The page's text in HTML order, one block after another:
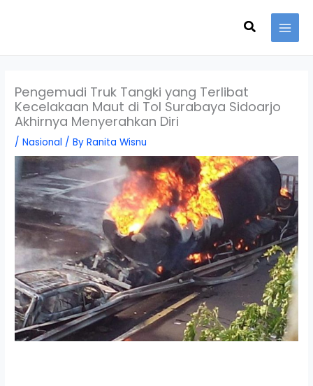
Search
Pengemudi Truk Tangki yang Terlibat
Kecelakaan Maut di Tol Surabaya Sidoarjo
Akhirnya Menyerahkan Diri
/Nasional / ByRanita Wisnu